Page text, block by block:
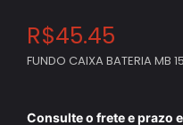
R$45.45
FUNDO CAIXA BATERIA MB
Consulte o frete e prazo